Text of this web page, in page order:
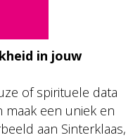
in jouw
of spirituele data
maak een uniek en
aan Sinterklaas,